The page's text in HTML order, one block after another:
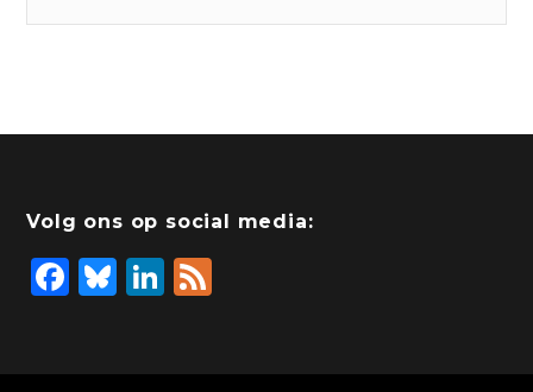
Volg ons op social media:
F
Bl Li